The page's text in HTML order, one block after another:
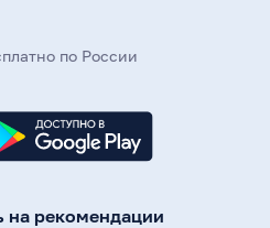
по России
на рекомендации